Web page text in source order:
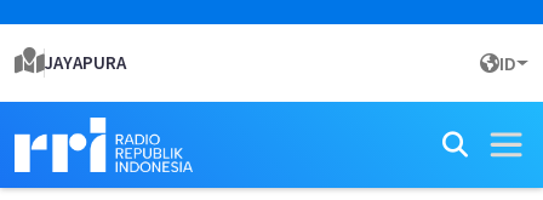
JAYAPURA ID